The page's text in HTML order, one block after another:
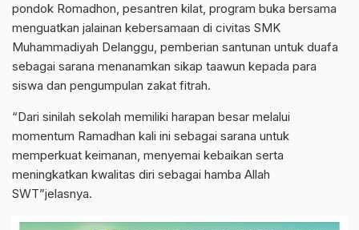
pondok Romadhon, pesantren kilat, program buka bersama
menguatkan jalainan kebersamaan di civitas SMK
Muhammadiyah Delanggu, pemberian santunan untuk duafa
sebagai sarana menanamkan sikap taawun kepada para
siswa dan pengumpulan zakat fitrah.
“Dari sinilah sekolah memiliki harapan besar melalui
momentum Ramadhan kali ini sebagai sarana untuk
memperkuat keimanan, menyemai kebaikan serta
meningkatkan kwalitas diri sebagai hamba Allah
SWT”jelasnya.